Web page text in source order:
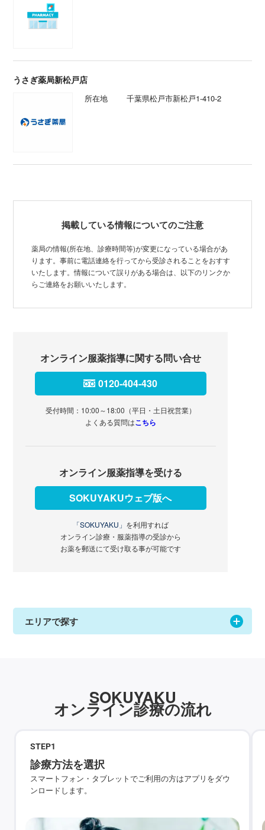
うさぎ薬局新松戸店
所在地 千葉県松戸市新松戸1-410-2
掲載している情報についてのご注意
薬局の情報(所在地、診療時間等)が変更になっている場合があ
ります。事前に電話連絡を行ってから受診されることをおすす
いたします。情報について誤りがある場合は、以下のリンクか
らご連絡をお願いいたします。
オンライン服薬指導に関する問い合せ
0120-404-430
受付時間：10:00～18:00（平日・土日祝営業）
よくある質問はこちら
オンライン服薬指導を受ける
SOKUYAKUウェブ版へ
「SOKUYAKU」 を利用すれば
オンライン診療・服薬指導の受診から
お薬を郵送にて受け取る事が可能です
エリアで探す
SOKUYAKU
オンライン診療の流れ
STEP1
診療方法を選択
スマートフォン・タブレットでご利用の方はアプリをダウ
ンロードします。